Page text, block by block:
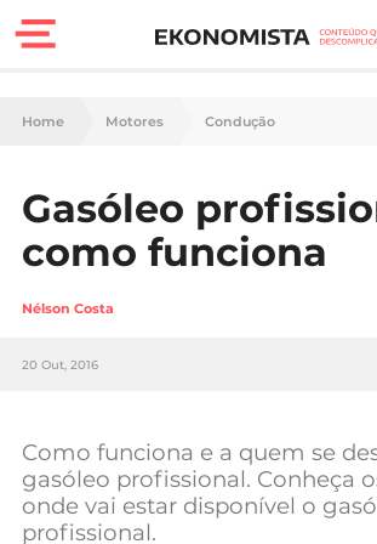
Finanças Pessoais
Carreira
Tecnologia
Negócios
Home Motores Condução
Gasóleo
como funciona
Nélson Costa
20 Out, 2016
Como funciona e a quem se
gasóleo profissional. Conheça
onde vai estar disponível o
profissional.